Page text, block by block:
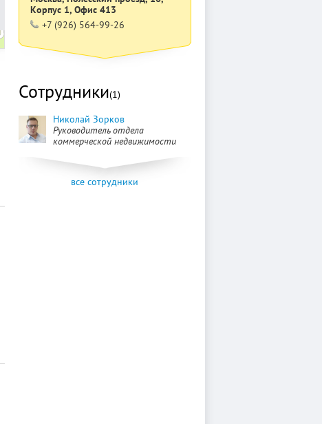
Корпус 1, Офис 413
+7 (926) 564-99-26
Сотрудники(1)
Николай Зорков
Руководитель отдела
коммерческой недвижимости
все сотрудники